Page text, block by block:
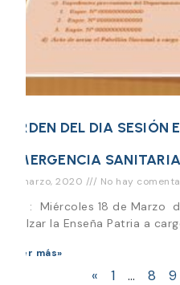
ORDEN DEL DIA
EMERGENCIA SANITARIA
17 marzo, 2020 No hay
Día : Miércoles 18 de Marzo
de Izar la Enseña Patria a
Leer más»
« 1 … 8 9